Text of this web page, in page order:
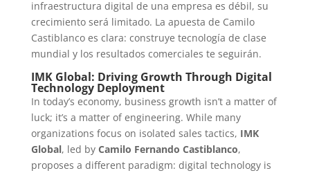
infraestructura digital de una empresa es débil, su
crecimiento será limitado. La apuesta de Camilo
Castiblanco es clara: construye tecnología de clase
mundial y los resultados comerciales te seguirán.
IMK Global: Driving Growth Through Digital
Technology Deployment
In today’s economy, business growth isn’t a matter of
luck; it’s a matter of engineering. While many
organizations focus on isolated sales tactics, IMK
Global, led by Camilo Fernando Castiblanco,
proposes a different paradigm: digital technology is